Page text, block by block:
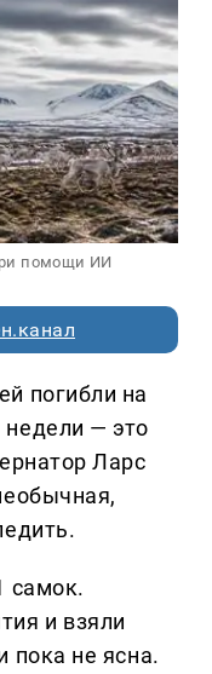
помощи ИИ
погибли на
— это
Ларс
самок.
и взяли
пока не ясна.